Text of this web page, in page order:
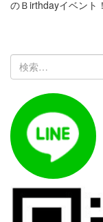
のＢirthdayイベント
索: